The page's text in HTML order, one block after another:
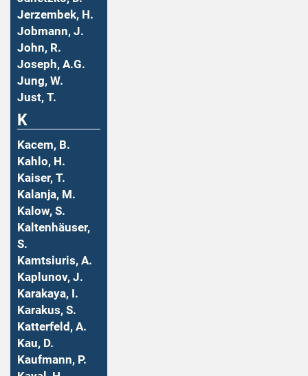
Jerzembek, H.
Jobmann, J.
John, R.
Joseph, A.G.
Jung, W.
Just, T.
K
Kacem, B.
Kahlo, H.
Kaiser, T.
Kalanja, M.
Kalow, S.
Kaltenhäuser,
S.
Kamtsiuris, A.
Kaplunov, J.
Karakaya, I.
Karakus, S.
Katterfeld, A.
Kau, D.
Kaufmann, P.